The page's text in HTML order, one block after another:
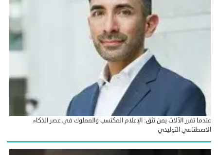
عندما تقرر الآلات بمن تثق: الإعلام المكتسب والمملوك في عصر الذكاء
الاصطناعي التوليدي